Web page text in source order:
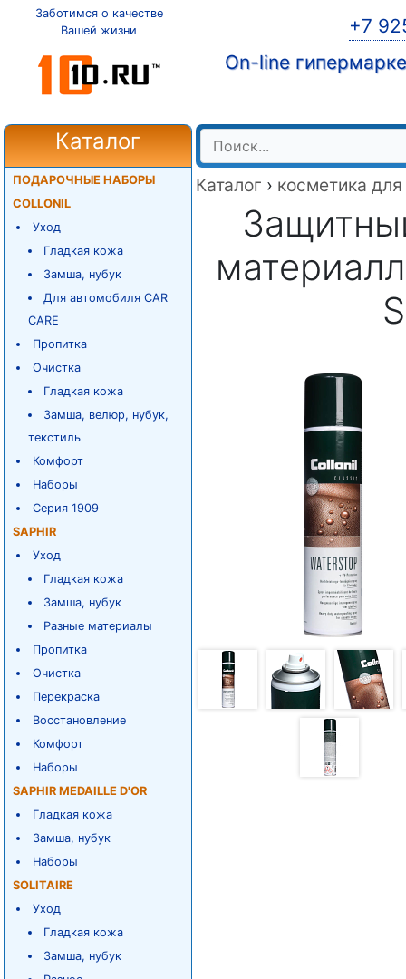
Заботимся о качестве
Вашей жизни
+7
On-line
Каталог
ПОДАРОЧНЫЕ НАБОРЫ
COLLONIL
Уход
Гладкая кожа
Замша, нубук
Для автомобиля CAR
CARE
Пропитка
Очистка
Гладкая кожа
Замша, велюр, нубук,
текстиль
Комфорт
Наборы
Серия 1909
SAPHIR
Уход
Гладкая кожа
Замша, нубук
Разные материалы
Пропитка
Очистка
Перекраска
Восстановление
Комфорт
Наборы
SAPHIR MEDAILLE D'OR
Гладкая кожа
Замша, нубук
Наборы
SOLITAIRE
Уход
Гладкая кожа
Замша, нубук
Каталог › косметика